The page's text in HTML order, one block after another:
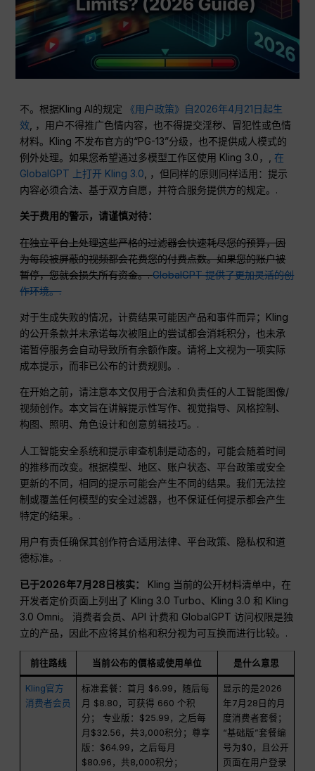
不。根据Kling AI的规定
《用户政策》自2026年4月21日起生
效 , ，用户不得推广色情内容，也不得提交淫秽、冒犯性或色情
材料。Kling 不发布官方的“PG-13”分级，也不提供成人模式的
例外处理。如果您希望通过多模型工作区使用 Kling 3.0，, 在
GlobalGPT 上打开 Kling 3.0 , ，但同样的原则同样适用：提示
内容必须合法、基于双方自愿，并符合服务提供方的规定。.
关于费用的警示，请谨慎对待：
在独立平台上处理这些严格的过滤器会快速耗尽您的预算，因
为每段被屏蔽的视频都会花费您的付费点数。如果您的账户被
暂停，您就会损失所有资金。.GlobalGPT 提供了更加灵活的创
作环境。.
对于生成失败的情况，计费结果可能因产品和事件而异；Kling
的公开条款并未承诺每次被阻止的尝试都会消耗积分，也未承
诺暂停服务会自动导致所有余额作废。请将上文视为一项实际
成本提示，而非已公布的计费规则。.
在开始之前，请注意本文仅用于合法和负责任的人工智能图像/
视频创作。本文旨在讲解提示性写作、视觉指导、风格控制、
构图、照明、角色设计和创意剪辑技巧。.
人工智能安全系统和提示审查机制是动态的，可能会随着时间
的推移而改变。根据模型、地区、账户状态、平台政策或安全
更新的不同，相同的提示可能会产生不同的结果。我们无法控
制或覆盖任何模型的安全过滤器，也不保证任何提示都会产生
特定的结果。.
用户有责任确保其创作符合适用法律、平台政策、隐私权和道
德标准。.
已于2026年7月28日核实：
Kling 当前的公开材料清单中，在
开发者定价页面上列出了 Kling 3.0 Turbo、Kling 3.0 和 Kling
3.0 Omni。 消费者会员、API 计费和 GlobalGPT 访问权限是独
立的产品，因此不应将其价格和积分视为可互换而进行比较。.
前往路线 当前公布的價格或使用单位 是什么意思
Kling官方
消费者会员
标准套餐：首月 $6.99，随后每
月 $8.80，可获得 660 个积
分； 专业版：$25.99，之后每
月$32.56，共3,000积分；尊享
版：$64.99，之后每月
$80.96，共8,000积分；
显示的是2026
年7月28日的月
度消费者套餐；
“基础版”套餐编
号为$0，且公开
页面在用户登录